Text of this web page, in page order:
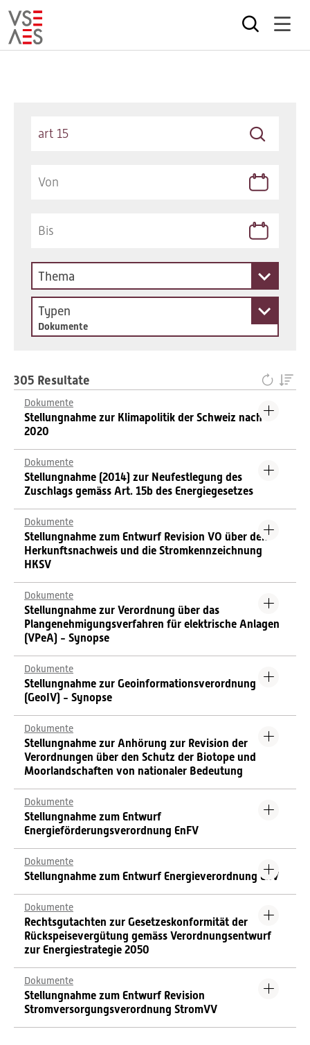
Thema
Typen
Dokumente
305 Resultate
Dokumente
Stellungnahme zur Klimapolitik der Schweiz nach
2020
Dokumente
Stellungnahme (2014) zur Neufestlegung des
Zuschlags gemäss Art. 15b des Energiegesetzes
Dokumente
Stellungnahme zum Entwurf Revision VO über den
Herkunftsnachweis und die Stromkennzeichnung
HKSV
Dokumente
Stellungnahme zur Verordnung über das
Plangenehmigungsverfahren für elektrische Anlagen
(VPeA) - Synopse
Dokumente
Stellungnahme zur Geoinformationsverordnung
(GeoIV) - Synopse
Dokumente
Stellungnahme zur Anhörung zur Revision der
Verordnungen über den Schutz der Biotope und
Moorlandschaften von nationaler Bedeutung
Dokumente
Stellungnahme zum Entwurf
Energieförderungsverordnung EnFV
Dokumente
Stellungnahme zum Entwurf Energieverordnung EnV
Dokumente
Rechtsgutachten zur Gesetzeskonformität der
Rückspeisevergütung gemäss Verordnungsentwurf
zur Energiestrategie 2050
Dokumente
Stellungnahme zum Entwurf Revision
Stromversorgungsverordnung StromVV